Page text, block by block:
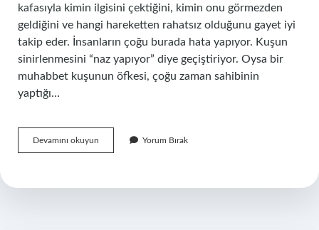
kafasıyla kimin ilgisini çektiğini, kimin onu görmezden
geldiğini ve hangi hareketten rahatsız olduğunu gayet iyi
takip eder. İnsanların çoğu burada hata yapıyor. Kuşun
sinirlenmesini “naz yapıyor” diye geçiştiriyor. Oysa bir
muhabbet kuşunun öfkesi, çoğu zaman sahibinin
yaptığı…
Devamını okuyun Muhabbet
kuşu
?
Yorum Bırak